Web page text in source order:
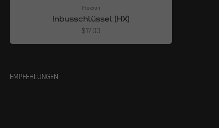
Proxxon
Inbusschlüssel (HX)
Angebot
$17.00
EMPFEHLUNGEN